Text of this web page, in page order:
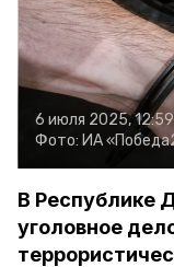
6 июля 2025, 12:59
Фото: ИА
В Республике
уголовное